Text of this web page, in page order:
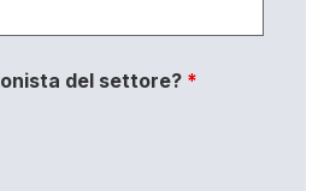
del settore? *